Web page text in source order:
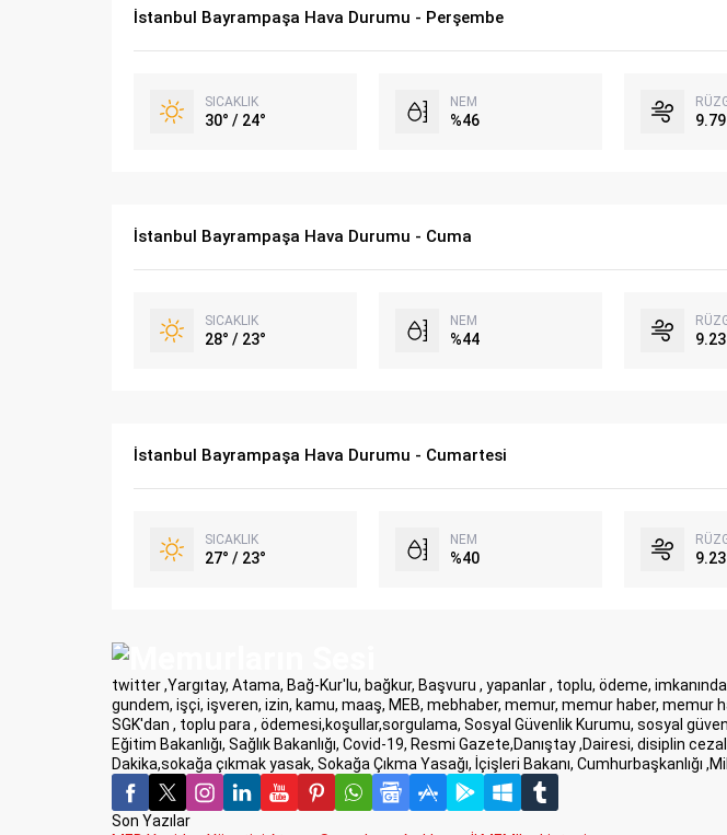
İstanbul Bayrampaşa Hava Durumu - Perşembe
SICAKLIK
30° / 24°
NEM
%46
İstanbul Bayrampaşa Hava Durumu - Cuma
SICAKLIK
28° / 23°
NEM
%44
İstanbul Bayrampaşa Hava Durumu - Cumartesi
SICAKLIK
27° / 23°
NEM
%40
twitter ,Yargıtay, Atama, Bağ-Kur'lu, bağkur, Başvuru , yapanlar , toplu, ödeme,
gundem, işçi, işveren, izin, kamu, maaş, MEB, mebhaber, memur, memur haber, memur
SGK'dan , toplu para , ödemesi,koşullar,sorgulama, Sosyal Güvenlik Kurumu, sosyal
Eğitim Bakanlığı, Sağlık Bakanlığı, Covid-19, Resmi Gazete,Danıştay ,Dairesi, disiplin
Dakika,sokağa çıkmak yasak, Sokağa Çıkma Yasağı, İçişleri Bakanı, Cumhurbaşkanlığı
Son Yazılar